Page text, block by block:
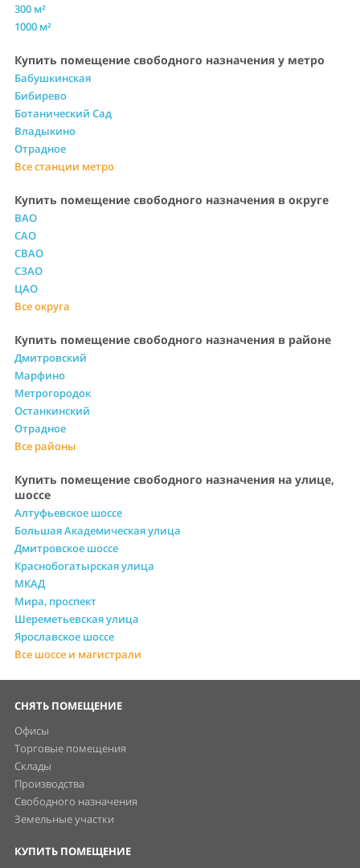
300 м²
1000 м²
Купить помещение свободного назначения у метро
Бабушкинская
Бибирево
Ботанический Сад
Владыкино
Отрадное
Все станции метро
Купить помещение свободного назначения в округе
ВАО
САО
СВАО
СЗАО
ЦАО
Все округа
Купить помещение свободного назначения в районе
Дмитровский
Марфино
Метрогородок
Останкинский
Отрадное
Все районы
Купить помещение свободного назначения на улице,
шоссе
Алтуфьевское шоссе
Большая Академическая улица
Дмитровское шоссе
Краснобогатырская улица
МКАД
Мира, проспект
Шереметьевская улица
Ярославское шоссе
Все шоссе и магистрали
СНЯТЬ ПОМЕЩЕНИЕ
Офисы
Торговые помещения
Склады
Производства
Свободного назначения
Земельные участки
КУПИТЬ ПОМЕЩЕНИЕ